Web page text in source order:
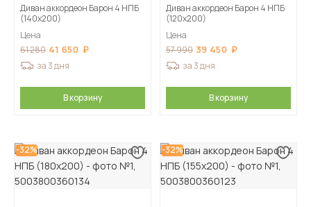
Диван аккордеон Барон 4 НПБ
(140х200)
Цена
61 280 41 650
за 3 дня
В корзину
Диван аккордеон Барон 4 НПБ
(120х200)
Цена
57 990 39 450
за 3 дня
В корзину
-32% -32%